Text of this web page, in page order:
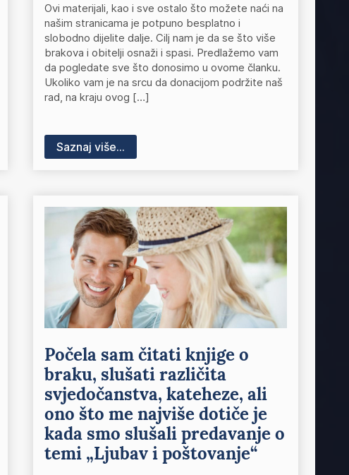
Ovi materijali, kao i sve ostalo što možete naći na
našim stranicama je potpuno besplatno i
slobodno dijelite dalje. Cilj nam je da se što više
brakova i obitelji osnaži i spasi. Predlažemo vam
da pogledate sve što donosimo u ovome članku.
Ukoliko vam je na srcu da donacijom podržite naš
rad, na kraju ovog […]
Saznaj više...
Počela sam čitati knjige o
braku, slušati različita
svjedočanstva, kateheze, ali
ono što me najviše dotiče je
kada smo slušali predavanje o
temi „Ljubav i poštovanje“